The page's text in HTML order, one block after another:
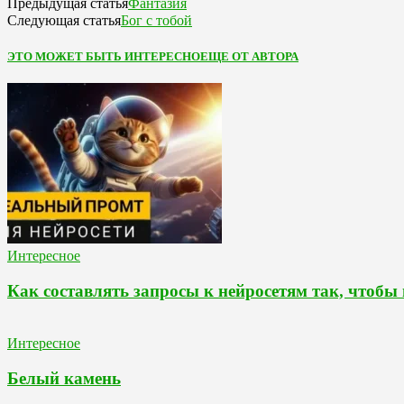
Следующая статьяБог с тобой
ЭТО МОЖЕТ БЫТЬ ИНТЕРЕСНОЕЩЕ ОТ АВТОРА
Интересное
Как составлять запросы к нейросетям так,
Интересное
Белый камень